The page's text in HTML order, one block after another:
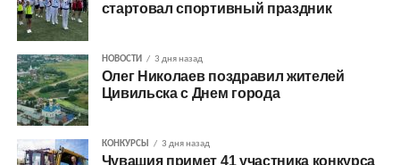
стартовал спортивный праздник
НОВОСТИ 3 дня назад
Олег Николаев поздравил жителей
Цивильска с Днем города
КОНКУРСЫ 3 дня назад
Чувашия примет 41 участника конкурса